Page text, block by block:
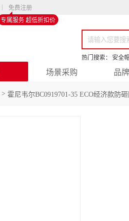
免费注册
专属服务 超低折扣价
热门搜索： 安全
场景采购 品
> 霍尼韦尔BC0919701-35 ECO经济款防